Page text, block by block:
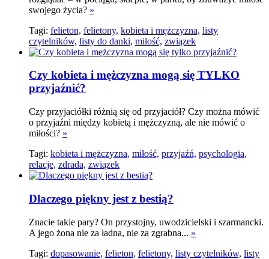
swojego życia? »
Tagi: felieton, felietony, kobieta i mężczyzna, listy
czytelników, listy do danki, miłość, związek
Czy kobieta i mężczyzna mogą się TYLKO
przyjaźnić?
Czy przyjaciółki różnią się od przyjaciół? Czy można mówić
o przyjaźni między kobietą i mężczyzną, ale nie mówić o
miłości? »
Tagi: kobieta i mężczyzna, miłość, przyjaźń, psychologia,
relacje, zdrada, związek
Dlaczego piękny jest z bestią?
Znacie takie pary? On przystojny, uwodzicielski i szarmancki.
A jego żona nie za ładna, nie za zgrabna... »
Tagi: dopasowanie, felieton, felietony, listy czytelników, listy